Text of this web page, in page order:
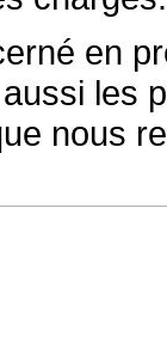
en
les
nous